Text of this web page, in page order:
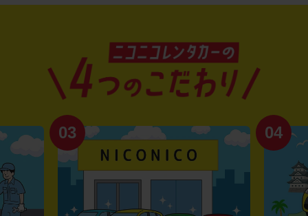
03 04